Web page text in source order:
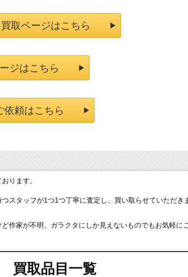
取ページはこちら
ジはこちら
依頼はこちら
ります。
スタッフが1つ1つ丁寧に査定し、買い取らせていただき
作家が不明、ガラクタにしか見えないものでもお気軽に
買取品目一覧